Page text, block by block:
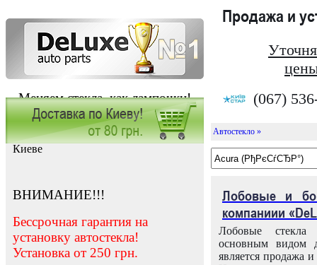
Меняем стекла, как лампочки!
Продажа и
(067)
Заказать установку автостекла в
Киеве
ВНИМАНИЕ!!!
Бессрочная гарантия на
установку автостекла!
Установка от 250 грн.
Автостекло »
Лобовые и
компаниии
Лобовые
основным видом
является продажа и